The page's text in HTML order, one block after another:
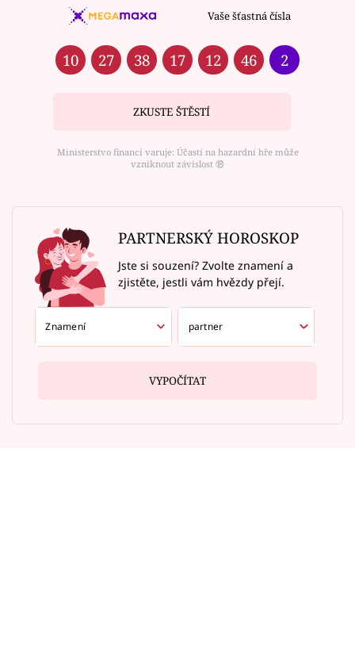
Vaše šťastná čísla
10 27 38 17 12 46 2
ZKUSTE ŠTĚSTÍ
Ministerstvo financí varuje: Účastí na hazardní hře může
vzniknout závislost ⑱
PARTNERSKÝ HOROSKOP
Jste si souzení? Zvolte znamení a
zjistěte, jestli vám hvězdy přejí.
VYPOČÍTAT